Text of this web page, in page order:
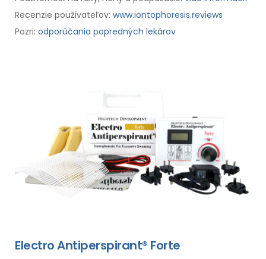
Recenzie používateľov: www.iontophoresis.reviews
Pozri: odporúčania popredných lekárov
Electro Antiperspirant® Forte